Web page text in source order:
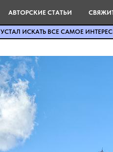
АВТОРСКИЕ СТАТЬИ
УСТАЛ ИСКАТЬ ВСЕ САМОЕ